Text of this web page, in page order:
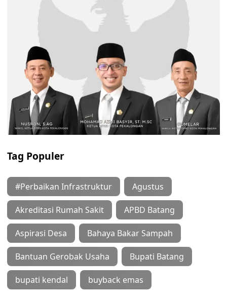
Tag Populer
#Perbaikan Infrastruktur Agustus
Akreditasi Rumah Sakit APBD Batang
Aspirasi Desa Bahaya Bakar Sampah
Bantuan Gerobak Usaha Bupati Batang
bupati kendal buyback emas